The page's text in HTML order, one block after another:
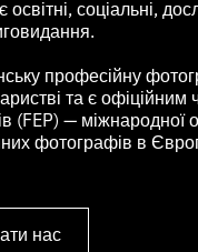
соціальні,
професійну
та є офіційним
(FEP) — міжнародної
фотографів в
нас